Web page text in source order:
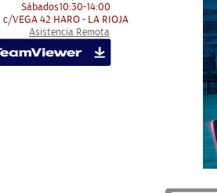
Sábados10:30-14:00
c/VEGA 42 HARO - LA RIOJA
Asistencia Remota